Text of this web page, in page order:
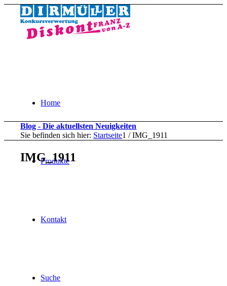
Home
Produkte
Kontakt
Suche
Blog - Die aktuellsten Neuigkeiten
Sie befinden sich hier: Startseite1 / IMG_1911
IMG_1911